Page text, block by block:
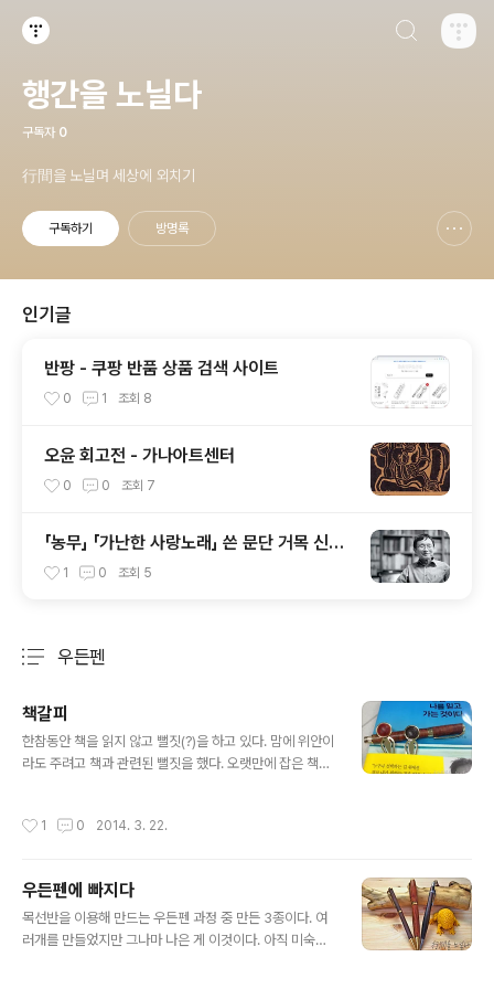
행간을 노닐다
구독자 0
行間을 노닐며 세상에 외치기
구독하기 방명록
인기글
반팡 - 쿠팡 반품 상품 검색 사이트
0 1 조회 8
오윤 회고전 - 가나아트센터
0 0 조회 7
「농무」 「가난한 사랑노래」 쓴 문단 거목 신경
림 시인 별세
1 0 조회 5
우든펜
책갈피
한참동안 책을 읽지 않고 뻘짓(?)을 하고 있다. 맘에 위안이
라도 주려고 책과 관련된 뻘짓을 했다. 오랫만에 잡은 책에
딸과 아들이다.이제 무슨 뻘짓을 해야하나.
1 0 2014. 3. 22.
우든펜에 빠지다
목선반을 이용해 만드는 우든펜 과정 중 만든 3종이다. 여
러개를 만들었지만 그나마 나은 게 이것이다. 아직 미숙하